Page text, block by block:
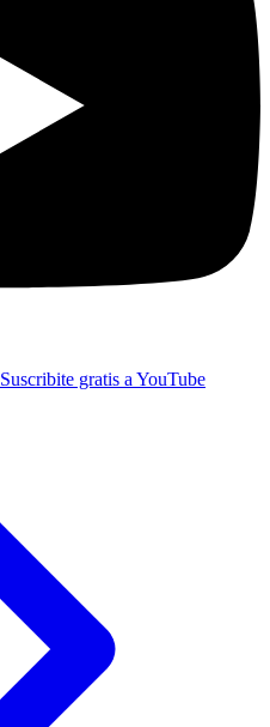
Suscribite gratis a YouTube